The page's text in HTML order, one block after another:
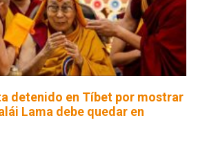
detenido en Tíbet por mostrar
Lama debe quedar en